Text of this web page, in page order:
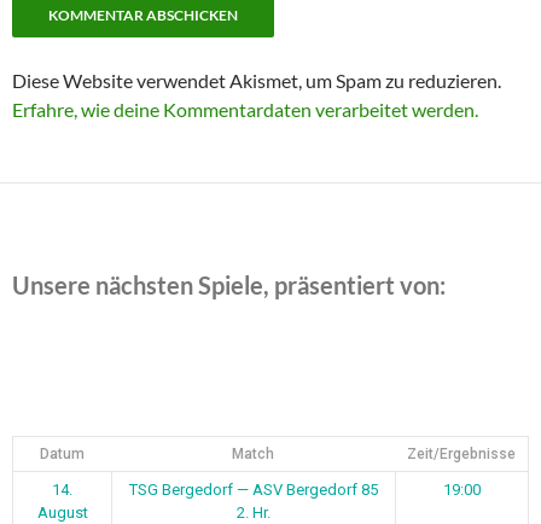
Diese Website verwendet Akismet, um Spam zu reduzieren.
Erfahre, wie deine Kommentardaten verarbeitet werden.
Unsere nächsten Spiele, präsentiert von:
Datum Match Zeit/Ergebnisse
14.
August
TSG Bergedorf — ASV Bergedorf 85
2. Hr.
19:00